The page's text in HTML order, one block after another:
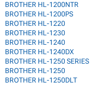
BROTHER HL-1200NTR
BROTHER HL-1200PS
BROTHER HL-1220
BROTHER HL-1230
BROTHER HL-1240
BROTHER HL-1240DX
BROTHER HL-1250 SERIES
BROTHER HL-1250
BROTHER HL-1250DLT